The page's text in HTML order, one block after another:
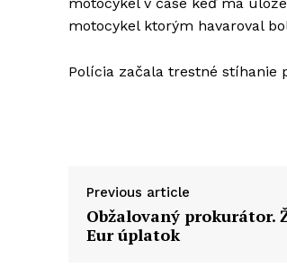
motocykel ktorým havaroval
Polícia začala trestné stíhanie
Previous article
Obžalovaný prokurátor.
Eur úplatok